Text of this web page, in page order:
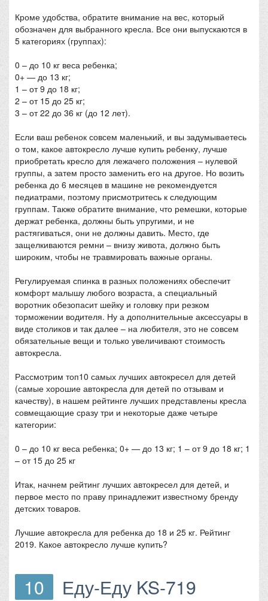
Кроме удобства, обратите внимание на вес, который
обозначен для выбранного кресла. Все они выпускаются в
5 категориях (группах):
0 – до 10 кг веса ребенка;
0+ — до 13 кг;
1 – от 9 до 18 кг;
2 – от 15 до 25 кг;
3 – от 22 до 36 кг (до 12 лет).
Если ваш ребенок совсем маленький, и вы задумываетесь
о том, какое автокресло лучше купить ребенку, лучше
приобретать кресло для лежачего положения – нулевой
группы, а затем просто заменить его на другое. Но возить
ребенка до 6 месяцев в машине не рекомендуется
педиатрами, поэтому присмотритесь к следующим
группам. Также обратите внимание, что ремешки, которые
держат ребенка, должны быть упругими, и не
растягиваться, они не должны давить. Место, где
защелкиваются ремни – внизу живота, должно быть
широким, чтобы не травмировать важные органы.
Регулируемая спинка в разных положениях обеспечит
комфорт малышу любого возраста, а специальный
воротник обезопасит шейку и головку при резком
торможении водителя. Ну а дополнительные аксессуары в
виде столиков и так далее – на любителя, это не совсем
обязательные вещи и только увеличивают стоимость
автокресла.
Рассмотрим топ10 самых лучших автокресел для детей
(самые хорошие автокресла для детей по отзывам и
качеству), в нашем рейтинге лучших представлены кресла
совмещающие сразу три и некоторые даже четыре
категории:
0 – до 10 кг веса ребенка; 0+ — до 13 кг; 1 – от 9 до 18 кг; 1
– от 15 до 25 кг
Итак, начнем рейтинг лучших автокресел для детей, и
первое место по праву принадлежит известному бренду
детских товаров.
Лучшие автокресла для ребенка до 18 и 25 кг. Рейтинг
2019. Какое автокресло лучше купить?
10 Еду-Еду KS-719